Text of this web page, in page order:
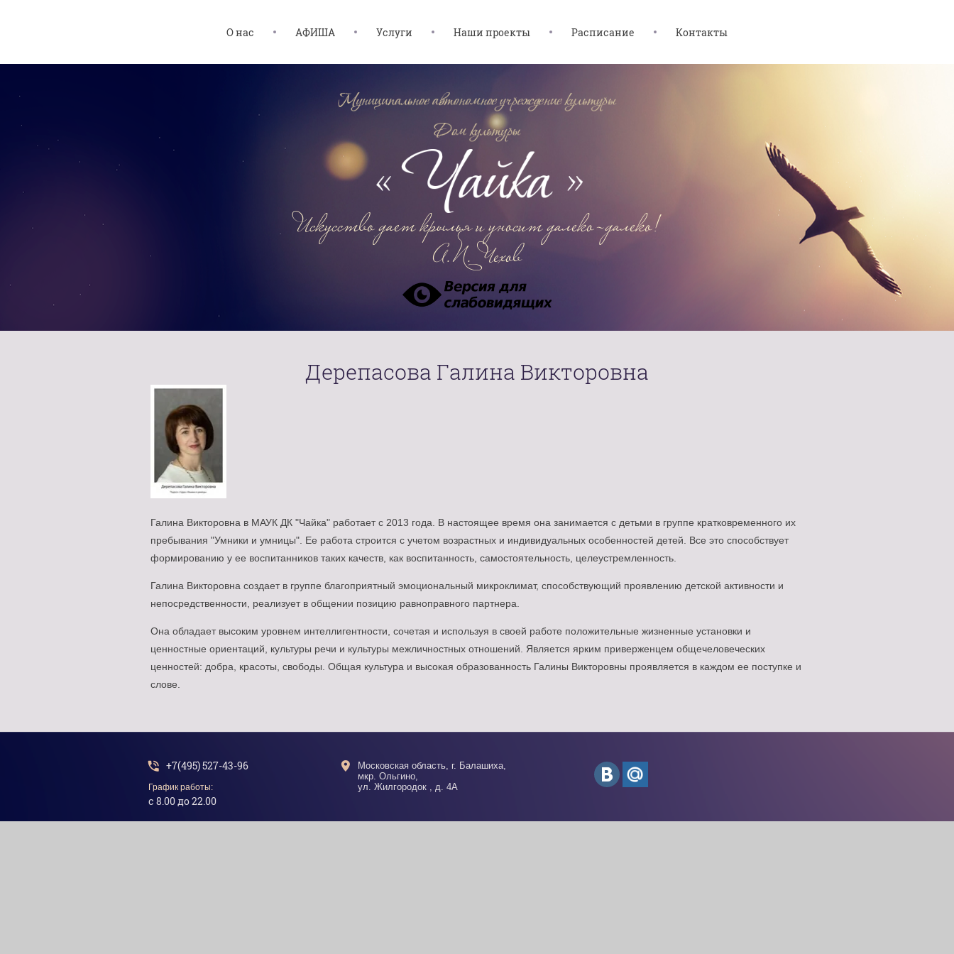
О нас АФИША Услуги Наши проекты Расписание Контакты
Искусство дает крылья и уносит далеко-далеко!
А.П. Чехов
Дерепасова Галина Викторовна
Галина Викторовна в МАУК ДК "Чайка" работает с 2013 года. В настоящее время она занимается с детьми в группе кратковременного их
пребывания "Умники и умницы". Ее работа строится с учетом возрастных и индивидуальных особенностей детей. Все это способствует
формированию у ее воспитанников таких качеств, как воспитанность, самостоятельность, целеустремленность.
Галина Викторовна создает в группе благоприятный эмоциональный микроклимат, способствующий проявлению детской активности и
непосредственности, реализует в общении позицию равноправного партнера.
Она обладает высоким уровнем интеллигентности, сочетая и используя в своей работе положительные жизненные установки и
ценностные ориентаций, культуры речи и культуры межличностных отношений. Является ярким приверженцем общечеловеческих
ценностей: добра, красоты, свободы. Общая культура и высокая образованность Галины Викторовны проявляется в каждом ее поступке и
слове.
+7(495) 527-43-96
График работы:
с 8.00 до 22.00
Московская область, г. Балашиха,
мкр. Ольгино,
ул. Жилгородок , д. 4А